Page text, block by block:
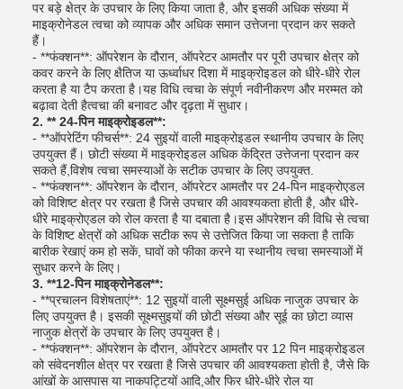
पर बड़े क्षेत्र के उपचार के लिए किया जाता है, और इसकी अधिक संख्या में
माइक्रोनेडल त्वचा को व्यापक और अधिक समान उत्तेजना प्रदान कर सकते
हैं।
- **फंक्शन**: ऑपरेशन के दौरान, ऑपरेटर आमतौर पर पूरी उपचार क्षेत्र को
कवर करने के लिए क्षैतिज या ऊर्ध्वाधर दिशा में माइक्रोइडल को धीरे-धीरे रोल
करता है या टैप करता है।यह विधि त्वचा के संपूर्ण नवीनीकरण और मरम्मत को
बढ़ावा देती हैत्वचा की बनावट और दृढ़ता में सुधार।
2. ** 24-पिन माइक्रोइडल**:
- **ऑपरेटिंग फीचर्स**: 24 सुइयों वाली माइक्रोइडल स्थानीय उपचार के लिए
उपयुक्त हैं। छोटी संख्या में माइक्रोइडल अधिक केंद्रित उत्तेजना प्रदान कर
सकते हैं,विशेष त्वचा समस्याओं के सटीक उपचार के लिए उपयुक्त.
- **फंक्शन**: ऑपरेशन के दौरान, ऑपरेटर आमतौर पर 24-पिन माइक्रोएडल
को विशिष्ट क्षेत्र पर रखता है जिसे उपचार की आवश्यकता होती है, और धीरे-
धीरे माइक्रोएडल को रोल करता है या दबाता है।इस ऑपरेशन की विधि से त्वचा
के विशिष्ट क्षेत्रों को अधिक सटीक रूप से उत्तेजित किया जा सकता है ताकि
बारीक रेखाएं कम हो सकें, घावों को फीका करने या स्थानीय त्वचा समस्याओं में
सुधार करने के लिए।
3. **12-पिन माइक्रोनेडल**:
- **प्रचालन विशेषताएं**: 12 सुइयों वाली सूक्ष्मसुई अधिक नाजुक उपचार के
लिए उपयुक्त है। इसकी सूक्ष्मसुइयों की छोटी संख्या और सूई का छोटा व्यास
नाजुक क्षेत्रों के उपचार के लिए उपयुक्त है।
- **फंक्शन**: ऑपरेशन के दौरान, ऑपरेटर आमतौर पर 12 पिन माइक्रोइडल
को संवेदनशील क्षेत्र पर रखता है जिसे उपचार की आवश्यकता होती है, जैसे कि
आंखों के आसपास या नाकपट्टियों आदि,और फिर धीरे-धीरे रोल या